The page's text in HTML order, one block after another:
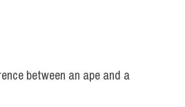
between an ape and a